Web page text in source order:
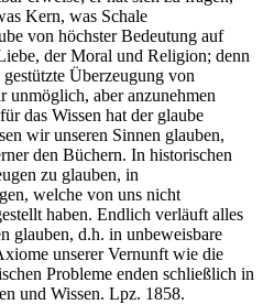
Kern, was Schale
von höchster Bedeutung auf
der Moral und Religion; denn
Überzeugung von
unmöglich, aber anzunehmen
das Wissen hat der glaube
wir unseren Sinnen glauben,
den Büchern. In historischen
zu glauben, in
welche von uns nicht
haben. Endlich verläuft alles
glauben, d.h. in unbeweisbare
unserer Vernunft wie die
Probleme enden schließlich in
und Wissen. Lpz. 1858.